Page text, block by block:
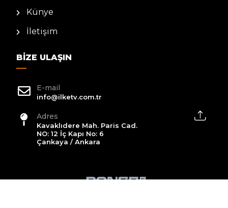
Künye
İletişim
BIZE ULAŞIN
E-mail
info@ilketv.com.tr
Adres
Kavaklıdere Mah. Paris Cad.
NO: 12 İç Kapı No: 6
Çankaya / Ankara